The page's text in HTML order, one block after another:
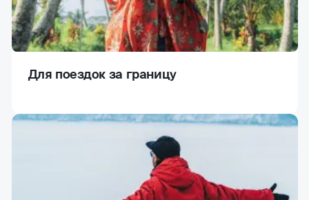
Для поездок за границу